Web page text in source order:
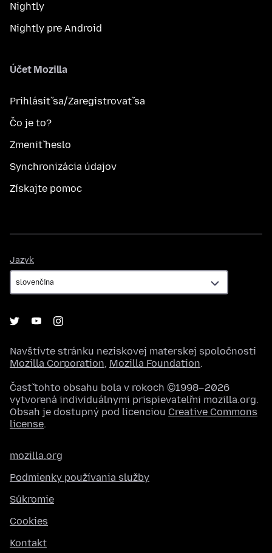
Nightly
Nightly pre Android
Účet Mozilla
Prihlásiť sa/Zaregistrovať sa
Čo je to?
Zmeniť heslo
Synchronizácia údajov
Získajte pomoc
Jazyk
Navštívte stránku neziskovej materskej spoločnosti
Mozilla Corporation, Mozilla Foundation.
Časť tohto obsahu bola v rokoch ©1998–2026
vytvorená individuálnymi prispievateľmi mozilla.org.
Obsah je dostupný pod licenciou Creative Commons
license.
mozilla.org
Podmienky používania služby
Súkromie
Cookies
Kontakt